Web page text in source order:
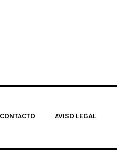
CONTACTO AVISO LEGAL